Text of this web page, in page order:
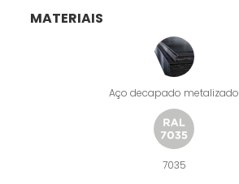
MATERIAIS
Aço decapado metalizado
7035